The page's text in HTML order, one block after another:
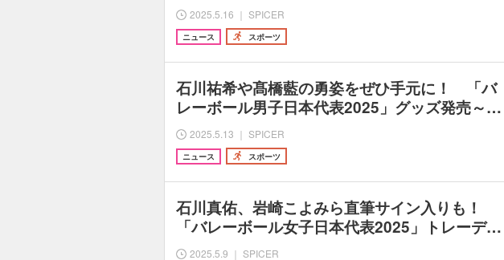
2025.5.16 ｜ SPICER
ニュース スポーツ
石川祐希や髙橋藍の勇姿をぜひ手元に！ 「バ
レーボール男子日本代表2025」グッズ発売～…
2025.5.13 ｜ SPICER
ニュース スポーツ
石川真佑、岩崎こよみら直筆サイン入りも！
「バレーボール女子日本代表2025」トレーデ…
2025.5.9 ｜ SPICER